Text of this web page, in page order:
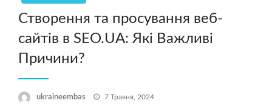
Створення та просування веб-
сайтів в SEO.UA: Які Важливі
Причини?
ukraineembas Опубліковано
7 Травня, 2024